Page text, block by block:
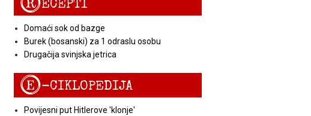
ECEPTI
Domaći sok od bazge
Burek (bosanski) za 1 odraslu osobu
Drugačija svinjska jetrica
E-CIKLOPEDIJA
Povijesni put Hitlerove 'klonje'